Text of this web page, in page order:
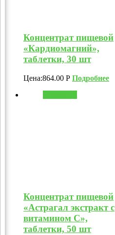
Концентрат пищевой
«Кардиомагний»,
таблетки, 30 шт
Цена:864.00 Р Подробнее
Концентрат пищевой
«Астрагал экстракт с
витамином C»,
таблетки, 50 шт